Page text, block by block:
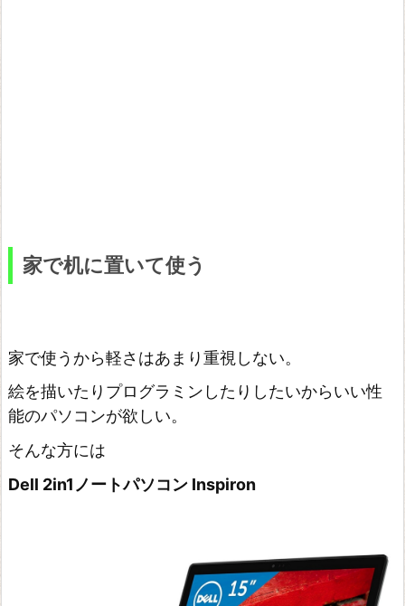
家で机に置いて使う
家で使うから軽さはあまり重視しない。
絵を描いたりプログラミンしたりしたいからいい性
能のパソコンが欲しい。
そんな方には
Dell 2in1ノートパソコン Inspiron